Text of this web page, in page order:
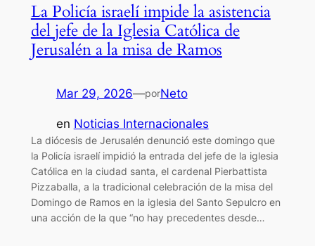
La Policía israelí impide la asistencia
del jefe de la Iglesia Católica de
Jerusalén a la misa de Ramos
Mar 29, 2026—porNeto
en Noticias Internacionales
La diócesis de Jerusalén denunció este domingo que
la Policía israelí impidió la entrada del jefe de la iglesia
Católica en la ciudad santa, el cardenal Pierbattista
Pizzaballa, a la tradicional celebración de la misa del
Domingo de Ramos en la iglesia del Santo Sepulcro en
una acción de la que “no hay precedentes desde…